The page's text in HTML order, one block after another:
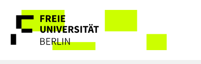
direkt
Inhalt
Service-
Navigation